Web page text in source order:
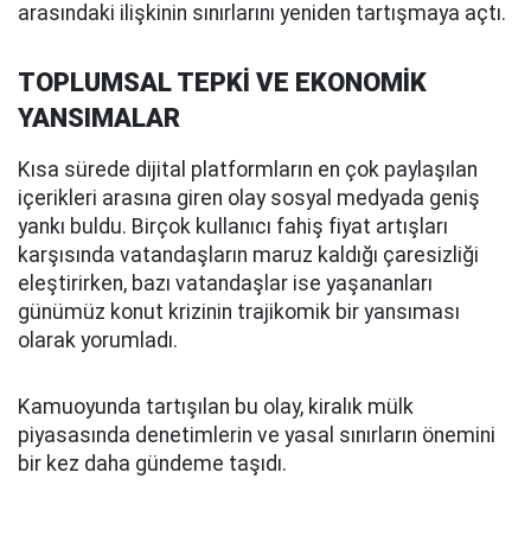
arasındaki ilişkinin sınırlarını yeniden tartışmaya açtı.
TOPLUMSAL TEPKİ VE EKONOMİK
YANSIMALAR
Kısa sürede dijital platformların en çok paylaşılan
içerikleri arasına giren olay sosyal medyada geniş
yankı buldu. Birçok kullanıcı fahiş fiyat artışları
karşısında vatandaşların maruz kaldığı çaresizliği
eleştirirken, bazı vatandaşlar ise yaşananları
günümüz konut krizinin trajikomik bir yansıması
olarak yorumladı.
Kamuoyunda tartışılan bu olay, kiralık mülk
piyasasında denetimlerin ve yasal sınırların önemini
bir kez daha gündeme taşıdı.